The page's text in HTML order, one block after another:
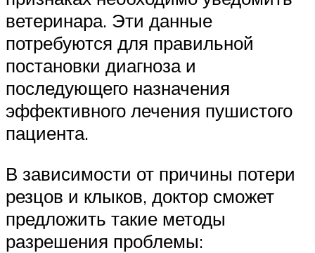
ветеринара. Эти данные
потребуются для правильной
постановки диагноза и
последующего назначения
эффективного лечения пушистого
пациента.
В зависимости от причины потери
резцов и клыков, доктор сможет
предложить такие методы
разрешения проблемы: